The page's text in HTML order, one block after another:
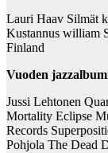
Lauri Haav Silmät
Kustannus william
Finland
Vuoden
Jussi Lehtonen
Mortality Eclipse
Records
Pohjola The Dead